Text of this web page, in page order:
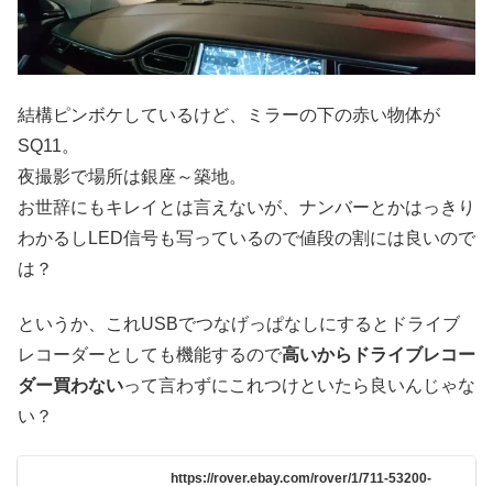
結構ピンボケしているけど、ミラーの下の赤い物体が
SQ11。
夜撮影で場所は銀座～築地。
お世辞にもキレイとは言えないが、ナンバーとかはっきり
わかるしLED信号も写っているので値段の割には良いので
は？
というか、これUSBでつなげっぱなしにするとドライブ
レコーダーとしても機能するので高いからドライブレコー
ダー買わないって言わずにこれつけといたら良いんじゃな
い？
https://rover.ebay.com/rover/1/711-53200-